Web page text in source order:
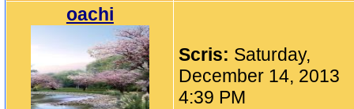
oachi
Scris: Saturday,
December 14, 2013
4:39 PM